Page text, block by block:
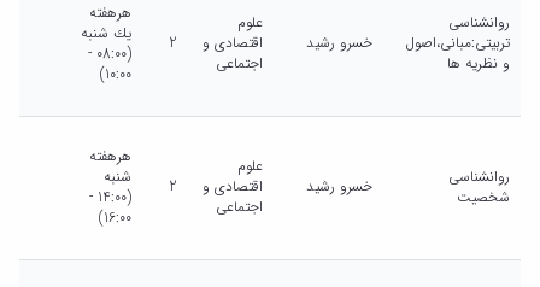
روانشناسی
تربیتی:مبانی،اصول
و نظریه ها
خسرو رشید
علوم
اقتصادی و
اجتماعی
2
هرهفته
يك شنبه
(08:00 -
10:00)
روانشناسی
شخصیت
خسرو رشید
علوم
اقتصادی و
اجتماعی
2
هرهفته
شنبه
(14:00 -
16:00)